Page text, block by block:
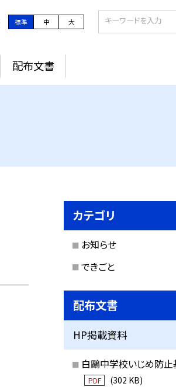
標準 中 大
配布文書
カテゴリ
お知らせ
できごと
配布文書
HP掲載資料
白鷗中学校いじめ防
PDF (302 KB)